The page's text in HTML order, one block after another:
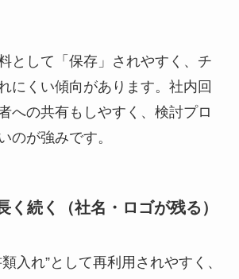
として「保存」されやすく、チ
にくい傾向があります。社内回
への共有もしやすく、検討プロ
のが強みです。
く続く（社名・ロゴが残る）
入れ”として再利用されやすく、